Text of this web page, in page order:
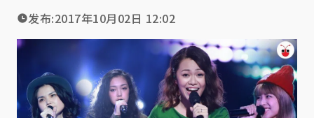
发布:2017年10月02日 12:02